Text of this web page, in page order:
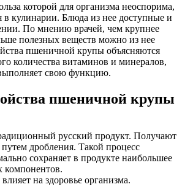
которой для организма неоспорима,
в кулинарии. Блюда из нее доступные и
По мнению врачей, чем крупнее
полезных веществ можно из нее
пшеничной крупы объясняются
количества витаминов и минералов,
свою функцию.
пшеничной крупы
русский продукт. Получают
дробления. Такой процесс
сохраняет в продукте наибольшее
компонентов.
на здоровье организма.